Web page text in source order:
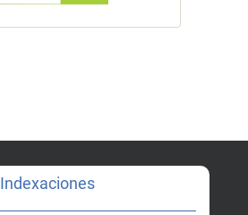
Indexaciones